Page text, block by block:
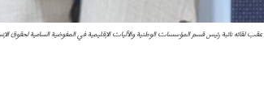
نائبة رئيس قسم المؤسسات الوطنية والآليات الإقليمية في المفوضية السامية لحقوق الإنسان، في قصر